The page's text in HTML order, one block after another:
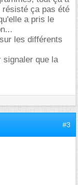
résisté ça pas été
a pris le
les différents
signaler que la
#3